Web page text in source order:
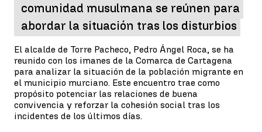
comunidad musulmana se reúnen para
abordar la situación tras los disturbios
El alcalde de Torre Pacheco, Pedro Ángel Roca, se ha
reunido con los imanes de la Comarca de Cartagena
para analizar la situación de la población migrante en
el municipio murciano. Este encuentro trae como
propósito potenciar las relaciones de buena
convivencia y reforzar la cohesión social tras los
incidentes de los últimos días.